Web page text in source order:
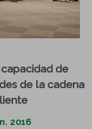
de
de la cadena
2016